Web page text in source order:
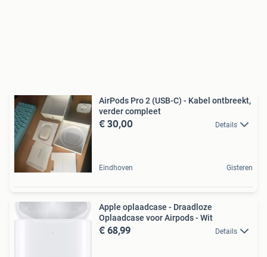
AirPods Pro 2 (USB-C) - Kabel ontbreekt,
verder compleet
€ 30,00 Details
Eindhoven Gisteren
Apple oplaadcase - Draadloze
Oplaadcase voor Airpods - Wit
€ 68,99 Details